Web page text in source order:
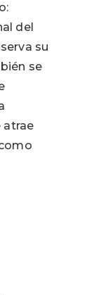
del
su
se
atrae